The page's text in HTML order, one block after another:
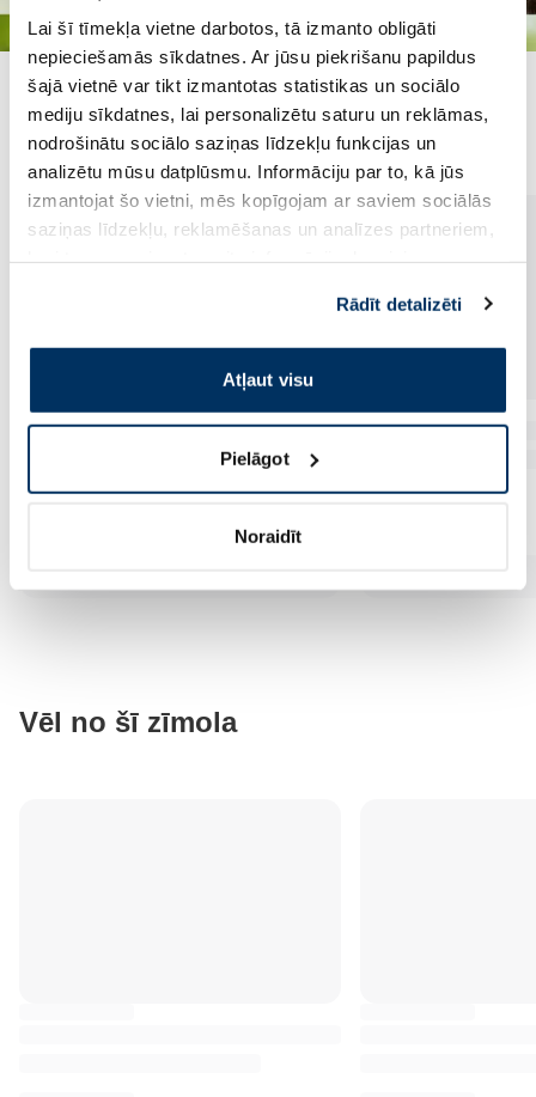
Lai šī tīmekļa vietne darbotos, tā izmanto obligāti
nepieciešamās sīkdatnes. Ar jūsu piekrišanu papildus
šajā vietnē var tikt izmantotas statistikas un sociālo
mediju sīkdatnes, lai personalizētu saturu un reklāmas,
nodrošinātu sociālo saziņas līdzekļu funkcijas un
analizētu mūsu datplūsmu. Informāciju par to, kā jūs
izmantojat šo vietni, mēs kopīgojam ar saviem sociālās
saziņas līdzekļu, reklamēšanas un analīzes partneriem,
pakalpojumus. Ja piekrītat šo papildu sīkdatņu
izmantošanai, lūdzu, atzīmējiet savu izvēli:
Rādīt detalizēti
Atļaut visu
Pielāgot
Noraidīt
Populārākie kategorijā
Vēl no šī zīmola